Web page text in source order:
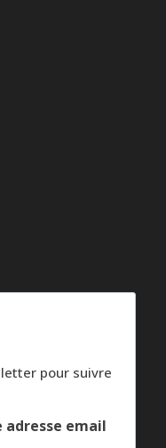
pour suivre
email